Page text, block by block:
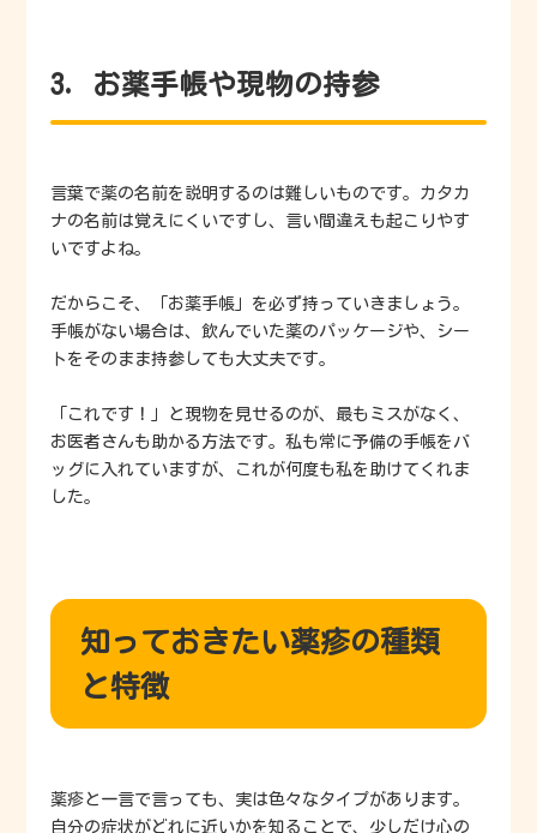
3. お薬手帳や現物の持参
言葉で薬の名前を説明するのは難しいものです。カタカ
ナの名前は覚えにくいですし、言い間違えも起こりやす
いですよね。
だからこそ、「お薬手帳」を必ず持っていきましょう。
手帳がない場合は、飲んでいた薬のパッケージや、シー
トをそのまま持参しても大丈夫です。
「これです！」と現物を見せるのが、最もミスがなく、
お医者さんも助かる方法です。私も常に予備の手帳をバ
ッグに入れていますが、これが何度も私を助けてくれま
した。
知っておきたい薬疹の種類
と特徴
薬疹と一言で言っても、実は色々なタイプがあります。
自分の症状がどれに近いかを知ることで、少しだけ心の